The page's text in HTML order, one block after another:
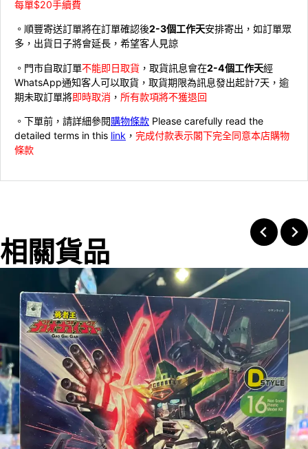
每單$20手續費
。順豐寄送訂單將在訂單確認後2-3個工作天安排寄出，如訂單眾
多，出貨日子將會延長，希望客人見諒
。門市自取訂單不能即日取貨 ，取貨訊息會在2-4個工作天經
WhatsApp通知客人可以取貨，取貨期限為訊息發出起計7天，逾
期未取訂單將即時取消 ， 所有款項將不獲退回
。下單前，請詳細參閱購物條款 Please carefully read the
detailed terms in this link ， 完成付款表示閣下完全同意本店購物
條款
相關貨品